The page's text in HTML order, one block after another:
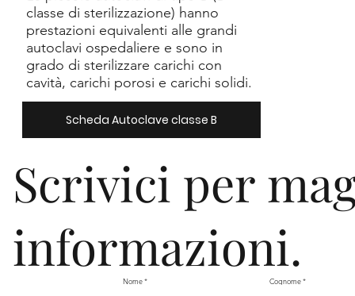
classe di sterilizzazione) hanno
prestazioni equivalenti alle grandi
autoclavi ospedaliere e sono in
grado di sterilizzare carichi con
cavità, carichi porosi e carichi solidi.
Scheda Autoclave classe B
Scrivici per
informazioni.
Nome Cognome